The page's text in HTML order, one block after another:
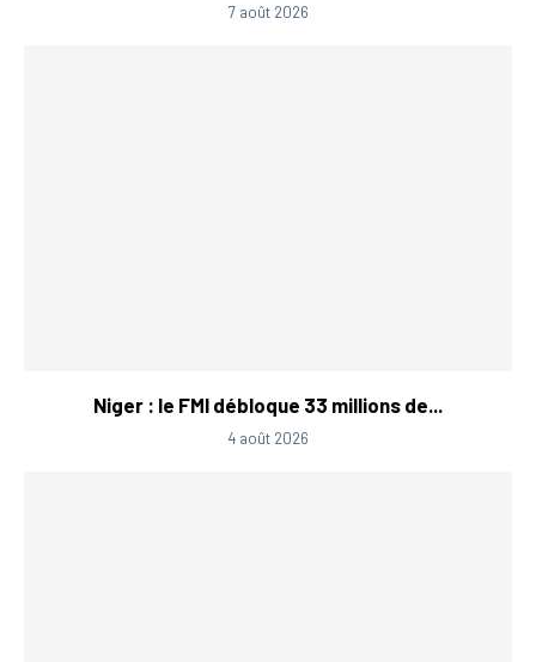
7 août 2026
Niger : le FMI débloque 33 millions de...
4 août 2026